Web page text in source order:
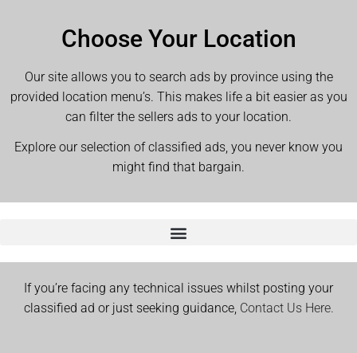
Choose Your Location
Our site allows you to search ads by province using the
provided location menu’s. This makes life a bit easier as you
can filter the sellers ads to your location.
Explore our selection of classified ads, you never know you
might find that bargain.
If you’re facing any technical issues whilst posting your
classified ad or just seeking guidance, Contact Us Here.